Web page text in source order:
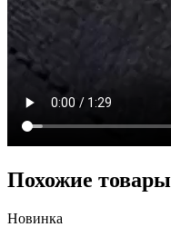
Похожие товары
Новинка